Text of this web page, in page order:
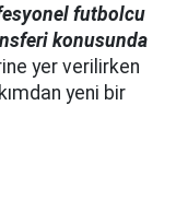
futbolcu
konusunda
yer verilirken
yeni bir